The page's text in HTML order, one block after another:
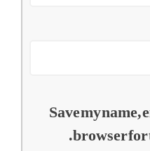
Save my name,
browser for